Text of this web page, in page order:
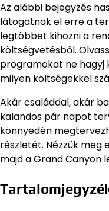
Az alábbi bejegyzés
látogatnak el erre a
legtöbbet kihozni a
költségvetésből.
programokat ne hagyj
milyen költségekkel
Akár családdal, akár
kalandos pár napot
könnyedén
részletét. Nézzük meg
majd a Grand Canyon